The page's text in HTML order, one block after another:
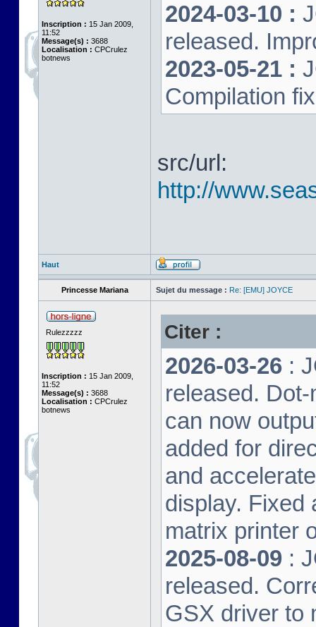
Inscription : 15 Jan 2009,
11:52
Message(s) : 3688
Localisation : CPCrulez
botnews
2024-03-10 :
released.
2023-05-21 :
Compilation
src/url:
http://
Haut
Princesse Mariana Sujet du message : Re: [EMU] JOYCE
Rulezzzzz
Inscription : 15 Jan 2009,
11:52
Message(s) : 3688
Localisation : CPCrulez
botnews
Citer :
2026-03-26 :
released.
can now
added for
and
display. Fixed
matrix printer
2025-08-09 :
released.
GSX driver to